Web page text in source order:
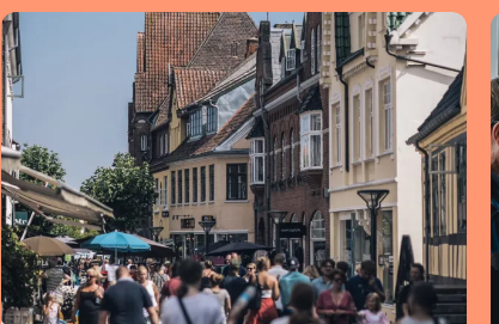
Shopping i Rudkøbing